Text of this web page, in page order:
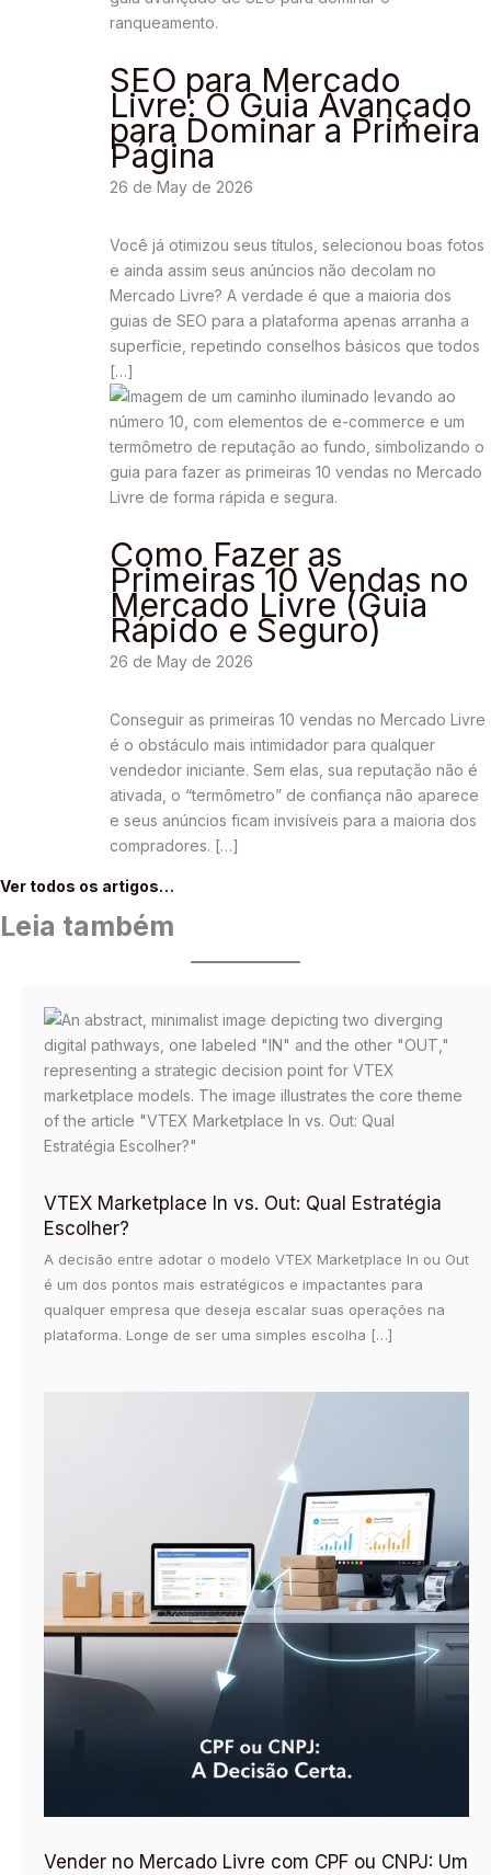
SEO para Mercado
Livre: O Guia Avançado
para Dominar a Primeira
Página
26 de May de 2026
Você já otimizou seus títulos, selecionou boas fotos
e ainda assim seus anúncios não decolam no
Mercado Livre? A verdade é que a maioria dos
guias de SEO para a plataforma apenas arranha a
superfície, repetindo conselhos básicos que todos
[…]
Como Fazer as
Primeiras 10 Vendas no
Mercado Livre (Guia
Rápido e Seguro)
26 de May de 2026
Conseguir as primeiras 10 vendas no Mercado Livre
é o obstáculo mais intimidador para qualquer
vendedor iniciante. Sem elas, sua reputação não é
ativada, o “termômetro” de confiança não aparece
e seus anúncios ficam invisíveis para a maioria dos
compradores. […]
Ver todos os artigos…
Leia também
VTEX Marketplace In vs. Out: Qual Estratégia
Escolher?
A decisão entre adotar o modelo VTEX Marketplace In ou Out
é um dos pontos mais estratégicos e impactantes para
qualquer empresa que deseja escalar suas operações na
plataforma. Longe de ser uma simples escolha […]
Vender no Mercado Livre com CPF ou CNPJ: Um